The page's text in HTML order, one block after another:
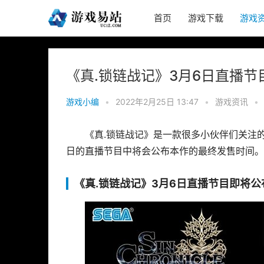
首页 游戏下载 游戏
《真.锁链战记》3月6日直播
游戏小编 • 2022年2月25日 13:47 • 游戏资讯 •
《真.锁链战记》是一款很多小伙伴们关
日的直播节目中将会公布本作的最终发售时间
《真.锁链战记》3月6日直播节目即将